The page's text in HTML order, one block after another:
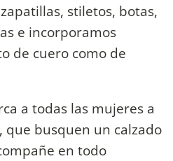
stiletos, botas,
e incorporamos
de cuero como de
a todas las mujeres a
que busquen un calzado
en todo